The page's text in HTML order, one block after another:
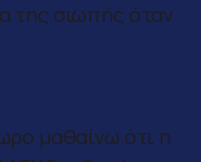
της σιωπής όταν
μαθαίνω ότι η